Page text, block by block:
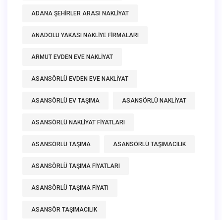
ADANA ŞEHIRLER ARASI NAKLIYAT
ANADOLU YAKASI NAKLIYE FIRMALARI
ARMUT EVDEN EVE NAKLIYAT
ASANSÖRLÜ EVDEN EVE NAKLIYAT
ASANSÖRLÜ EV TAŞIMA ASANSÖRLÜ NAKLIYAT
ASANSÖRLÜ NAKLIYAT FIYATLARI
ASANSÖRLÜ TAŞIMA ASANSÖRLÜ TAŞIMACILIK
ASANSÖRLÜ TAŞIMA FIYATLARI
ASANSÖRLÜ TAŞIMA FIYATI
ASANSÖR TAŞIMACILIK